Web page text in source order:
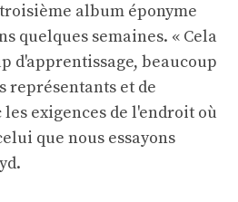
album éponyme
quelques semaines. « Cela
d'apprentissage, beaucoup
représentants et de
exigences de l'endroit où
que nous essayons